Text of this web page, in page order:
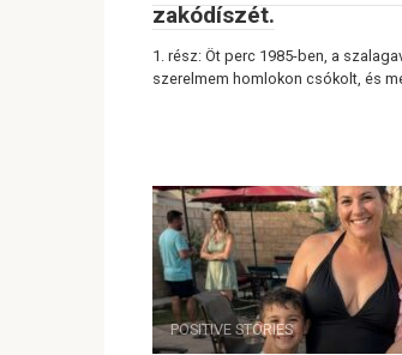
zakódíszét.
1. rész: Öt perc 1985-ben, a
szerelmem homlokon csókolt, és
POSITIVE STORIES